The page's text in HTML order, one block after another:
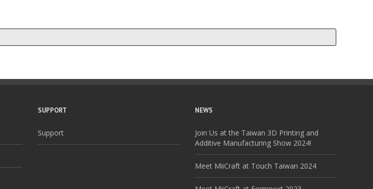
SUPPORT
Support
NEWS
Join Us at the Taiwan 3D Printing and
Additive Manufacturing Show 2024!
Meet MiiCraft at Touch Taiwan 2024